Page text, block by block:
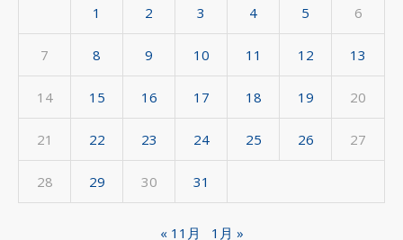
1 2 3 4 5 6
7 8 9 10 11 12 13
14 15 16 17 18 19 20
21 22 23 24 25 26 27
28 29 30 31
« 11月 1月 »